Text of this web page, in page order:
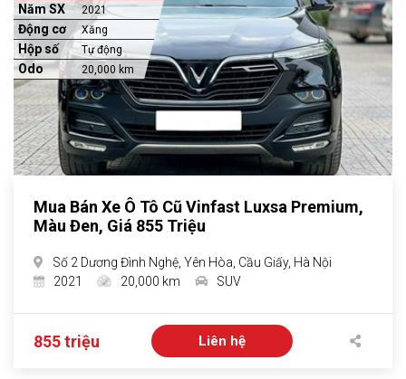
Năm SX 2021
Động cơ Xăng
Hộp số Tự động
Odo 20,000 km
Mua Bán Xe Ô Tô Cũ Vinfast Luxsa Premium,
Màu Đen, Giá 855 Triệu
Số 2 Dương Đình Nghệ, Yên Hòa, Cầu Giấy, Hà Nội
2021
20,000 km SUV
855 triệu Liên hệ